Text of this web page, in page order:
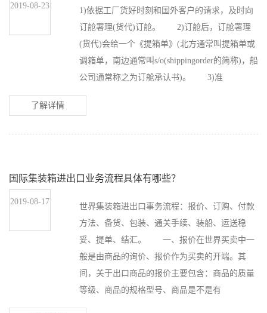
2019-08-23
1)依据工厂货好时刻和国外客户的请求，及时向
订舱署理(货代)订舱。 2)订舱后，订舱署理
(货代)会给一个《提箱单》(北方通常叫提箱单或
调箱单，南边通常叫s/o(shippingorder的简称)，船
公司通常称之为订舱承认书)。 3)准
了解详情
国际集装箱进出口业务流程具体有哪些？
2019-08-17
世界集装箱进出口事务流程：报价、订购、付款
方法、备货、包装、通关手续、装船、运送稳
妥、提单、结汇。 一、报价在世界买卖中一
般是由商品的询价、报价作为买卖的开端。其
间，关于出口商品的报价主要包含：商品的质量
等级、商品的规格型号、商品是不是有